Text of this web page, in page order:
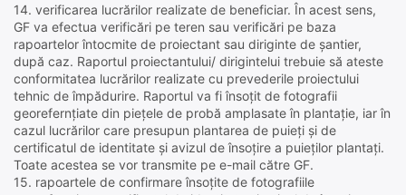
14. verificarea lucrărilor realizate de beneficiar. În acest sens,
GF va efectua verificări pe teren sau verificări pe baza
rapoartelor întocmite de proiectant sau diriginte de șantier,
după caz. Raportul proiectantului/ dirigintelui trebuie să ateste
conformitatea lucrărilor realizate cu prevederile proiectului
tehnic de împădurire. Raportul va fi însoțit de fotografii
georefernțiate din piețele de probă amplasate în plantație, iar în
cazul lucrărilor care presupun plantarea de puieți și de
certificatul de identitate și avizul de însoțire a puieților plantați.
Toate acestea se vor transmite pe e-mail către GF.
15. rapoartele de confirmare însoțite de fotografiile